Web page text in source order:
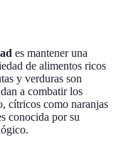
es mantener una
de alimentos ricos
y verduras son
a combatir los
cítricos como naranjas
conocida por su